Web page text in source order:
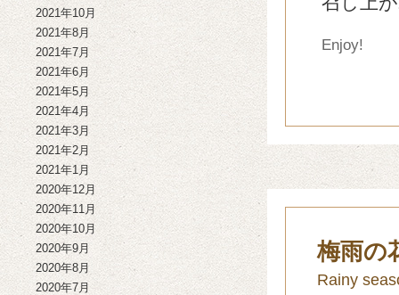
2021年10月
2021年8月
2021年7月
2021年6月
2021年5月
2021年4月
2021年3月
2021年2月
2021年1月
2020年12月
2020年11月
2020年10月
2020年9月
2020年8月
2020年7月
Enjoy!
梅雨
Rainy